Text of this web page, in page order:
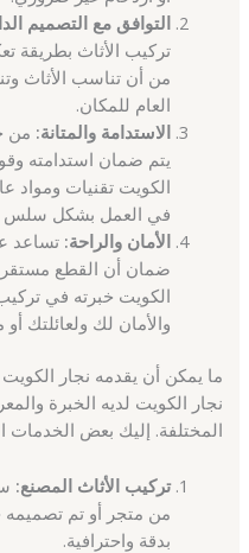
التوافق مع التصميم
تركيب الأثاث بطريقة
من أن تناسب الأثاث
العام للمكان.
الاستدامة والمتانة: من
يتم ضمان استدامته
الكويت تقنيات ومواد
في العمل بشكل سلس
الأمان والراحة: تساعد
ضمان أن القطع مستقرة
الكويت خبرته في
والأمان لك ولعائلتك
ما يمكن أن يقدمه نجار الكويت
نجار الكويت لديه الخبرة
المختلفة. إليك بعض الخدمات
تركيب الأثاث المصنع:
من متجر أو تم تصميمه
بدقة واحترافية.